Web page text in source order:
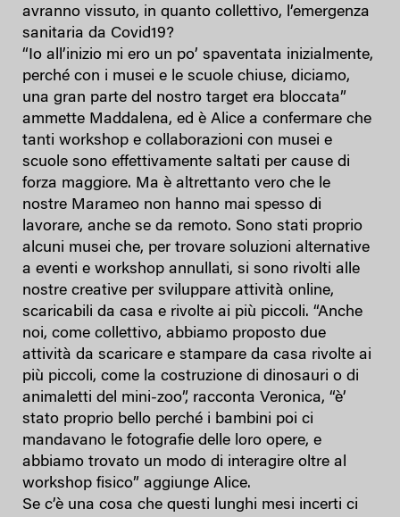
avranno vissuto, in quanto collettivo, l’emergenza
sanitaria da Covid19?
“Io all’inizio mi ero un po’ spaventata inizialmente,
perché con i musei e le scuole chiuse, diciamo,
una gran parte del nostro target era bloccata”
ammette Maddalena, ed è Alice a confermare che
tanti workshop e collaborazioni con musei e
scuole sono effettivamente saltati per cause di
forza maggiore. Ma è altrettanto vero che le
nostre Marameo non hanno mai spesso di
lavorare, anche se da remoto. Sono stati proprio
alcuni musei che, per trovare soluzioni alternative
a eventi e workshop annullati, si sono rivolti alle
nostre creative per sviluppare attività online,
scaricabili da casa e rivolte ai più piccoli. “Anche
noi, come collettivo, abbiamo proposto due
attività da scaricare e stampare da casa rivolte ai
più piccoli, come la costruzione di dinosauri o di
animaletti del mini-zoo”, racconta Veronica, “è’
stato proprio bello perché i bambini poi ci
mandavano le fotografie delle loro opere, e
abbiamo trovato un modo di interagire oltre al
workshop fisico” aggiunge Alice.
Se c’è una cosa che questi lunghi mesi incerti ci